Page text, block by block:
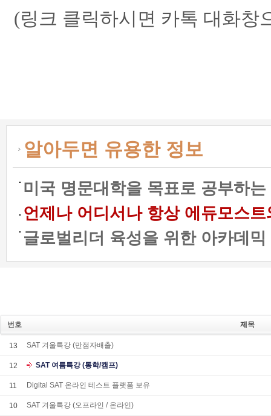
(링크 클릭하시면 카톡 대화창
알아두면 유용한 정보
미국 명문대학을 목표로 공부하
언제나 어디서나 항상 에듀모스
글로벌리더 육성을 위한 아카데
번호 제목
13 SAT 겨울특강 (만점자배출)
12 SAT 여름특강 (통학/캠프)
11 Digital SAT 온라인 테스트 플랫폼 보유
10 SAT 겨울특강 (오프라인 / 온라인)